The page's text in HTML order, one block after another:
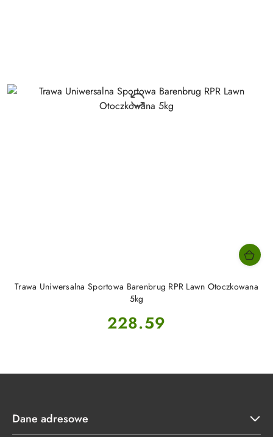
Trawa Uniwersalna Sportowa Barenbrug RPR Lawn Otoczkowana
5kg
Cena:
228.59
Dane adresowe